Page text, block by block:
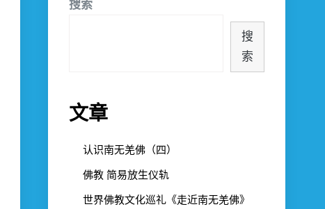
搜索
搜
索
文章
认识南无羌佛（四）
佛教 简易放生仪轨
世界佛教文化巡礼《走近南无羌佛》